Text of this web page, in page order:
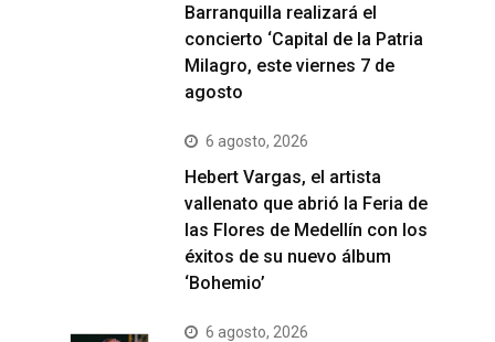
Barranquilla realizará el
concierto ‘Capital de la Patria
Milagro, este viernes 7 de
agosto
6 agosto, 2026
Hebert Vargas, el artista
vallenato que abrió la Feria de
las Flores de Medellín con los
éxitos de su nuevo álbum
‘Bohemio’
6 agosto, 2026